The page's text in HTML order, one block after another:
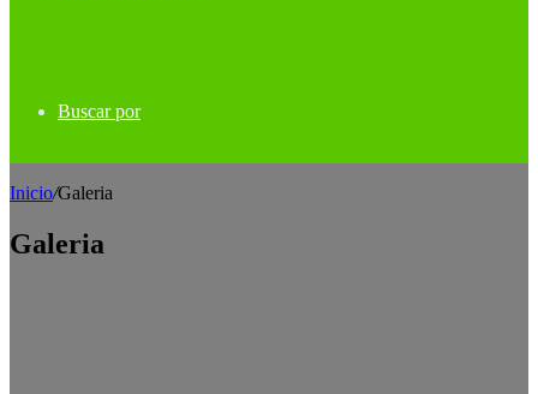
Buscar por
Inicio/Galeria
Galeria